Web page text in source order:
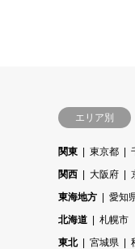
エリア別
関東 東京都
関西
大阪府
東海地方
愛知
北海道
札幌市
東北
宮城県